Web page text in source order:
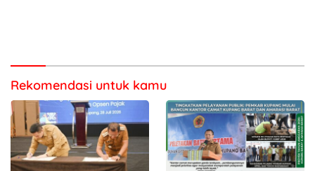
Rekomendasi untuk kamu